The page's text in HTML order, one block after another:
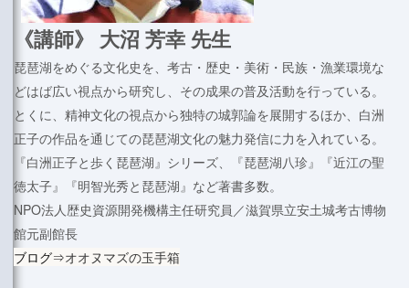
《講師》 大沼 芳幸 先生
琵琶湖をめぐる文化史を、考古・歴史・美術・民族・漁業環境な
どはば広い視点から研究し、その成果の普及活動を行っている。
とくに、精神文化の視点から独特の城郭論を展開するほか、白洲
正子の作品を通じての琵琶湖文化の魅力発信に力を入れている。
『白洲正子と歩く琵琶湖』シリーズ、『琵琶湖八珍』『近江の聖
徳太子』『明智光秀と琵琶湖』など著書多数。
NPO法人歴史資源開発機構主任研究員／滋賀県立安土城考古博物
館元副館長
ブログ⇒オオヌマズの玉手箱